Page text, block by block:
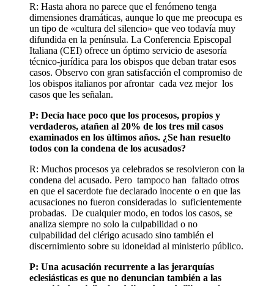
R: Hasta ahora no parece que el fenómeno tenga
dimensiones dramáticas, aunque lo que me preocupa es
un tipo de «cultura del silencio» que veo todavía muy
difundida en la península. La Conferencia Episcopal
Italiana (CEI) ofrece un óptimo servicio de asesoría
técnico-jurídica para los obispos que deban tratar esos
casos. Observo con gran satisfacción el compromiso de
los obispos italianos por afrontar cada vez mejor los
casos que les señalan.
P: Decía hace poco que los procesos, propios y
verdaderos, atañen al 20% de los tres mil casos
examinados en los últimos años. ¿Se han resuelto
todos con la condena de los acusados?
R: Muchos procesos ya celebrados se resolvieron con la
condena del acusado. Pero tampoco han faltado otros
en que el sacerdote fue declarado inocente o en que las
acusaciones no fueron consideradas lo suficientemente
probadas. De cualquier modo, en todos los casos, se
analiza siempre no solo la culpabilidad o no
culpabilidad del clérigo acusado sino también el
discernimiento sobre su idoneidad al ministerio público.
P: Una acusación recurrente a las jerarquías
eclesiásticas es que no denuncian también a las